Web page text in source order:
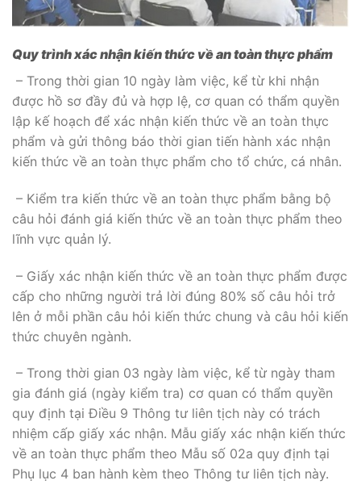
Quy trình xác nhận kiến thức về an toàn thực phẩm
– Trong thời gian 10 ngày làm việc, kể từ khi nhận
được hồ sơ đầy đủ và hợp lệ, cơ quan có thẩm quyền
lập kế hoạch để xác nhận kiến thức về an toàn thực
phẩm và gửi thông báo thời gian tiến hành xác nhận
kiến thức về an toàn thực phẩm cho tổ chức, cá nhân.
– Kiểm tra kiến thức về an toàn thực phẩm bằng bộ
câu hỏi đánh giá kiến thức về an toàn thực phẩm theo
lĩnh vực quản lý.
– Giấy xác nhận kiến thức về an toàn thực phẩm được
cấp cho những người trả lời đúng 80% số câu hỏi trở
lên ở mỗi phần câu hỏi kiến thức chung và câu hỏi kiến
thức chuyên ngành.
– Trong thời gian 03 ngày làm việc, kể từ ngày tham
gia đánh giá (ngày kiểm tra) cơ quan có thẩm quyền
quy định tại Điều 9 Thông tư liên tịch này có trách
nhiệm cấp giấy xác nhận. Mẫu giấy xác nhận kiến thức
về an toàn thực phẩm theo Mẫu số 02a quy định tại
Phụ lục 4 ban hành kèm theo Thông tư liên tịch này.